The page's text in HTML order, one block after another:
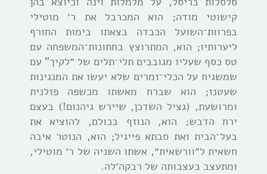
קישוטי מודה; הוא המכרבל את ר׳ מוטילי
בפרוות־השועל הכבדה בצאתו בימות החורף
ליערותיו; הוא, המתרוצץ בחתונות־המשפחה עם
טס כסף שעליו מגובבים תלי־תלים של ״לקיך” עם
שמשגיח על הכלי־זמרים שלא יעשו את המנגינות
שעטנז; הוא שברח מאשתו מכשפה פזלנית
ומרושעת, (גציל השדכן, שיירש גיהנום!) בעצם
ירח הדבש; הוא, הנוזף בכולם, להוציא את
בעל־הבית ואת סבתא פייגיל; הוא, הנוטר איבה
חשאית ל״וורשאית״, אשתו השניה של ר׳ מוטילי,
ומתעצב בעצבותה של רבקה׳לה.